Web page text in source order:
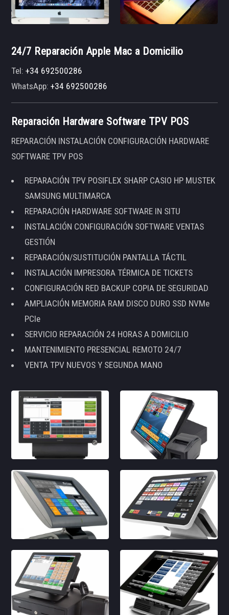
24/7 Reparación Apple Mac a Domicilio
Tel:+34 692500286
WhatsApp:+34 692500286
Reparación Hardware Software TPV POS
REPARACIÓN INSTALACIÓN CONFIGURACIÓN HARDWARE
SOFTWARE TPV POS
REPARACIÓN TPV POSIFLEX SHARP CASIO HP MUSTEK
SAMSUNG MULTIMARCA
REPARACIÓN HARDWARE SOFTWARE IN SITU
INSTALACIÓN CONFIGURACIÓN SOFTWARE VENTAS
GESTIÓN
REPARACIÓN/SUSTITUCIÓN PANTALLA TÁCTIL
INSTALACIÓN IMPRESORA TÉRMICA DE TICKETS
CONFIGURACIÓN RED BACKUP COPIA DE SEGURIDAD
AMPLIACIÓN MEMORIA RAM DISCO DURO SSD NVMe
PCIe
SERVICIO REPARACIÓN 24 HORAS A DOMICILIO
MANTENIMIENTO PRESENCIAL REMOTO 24/7
VENTA TPV NUEVOS Y SEGUNDA MANO